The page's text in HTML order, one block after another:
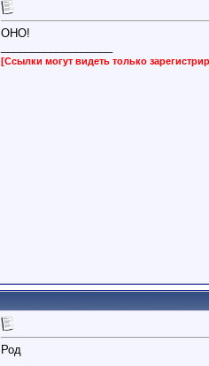
ОНО!
[Ссылки могут видеть только
Род